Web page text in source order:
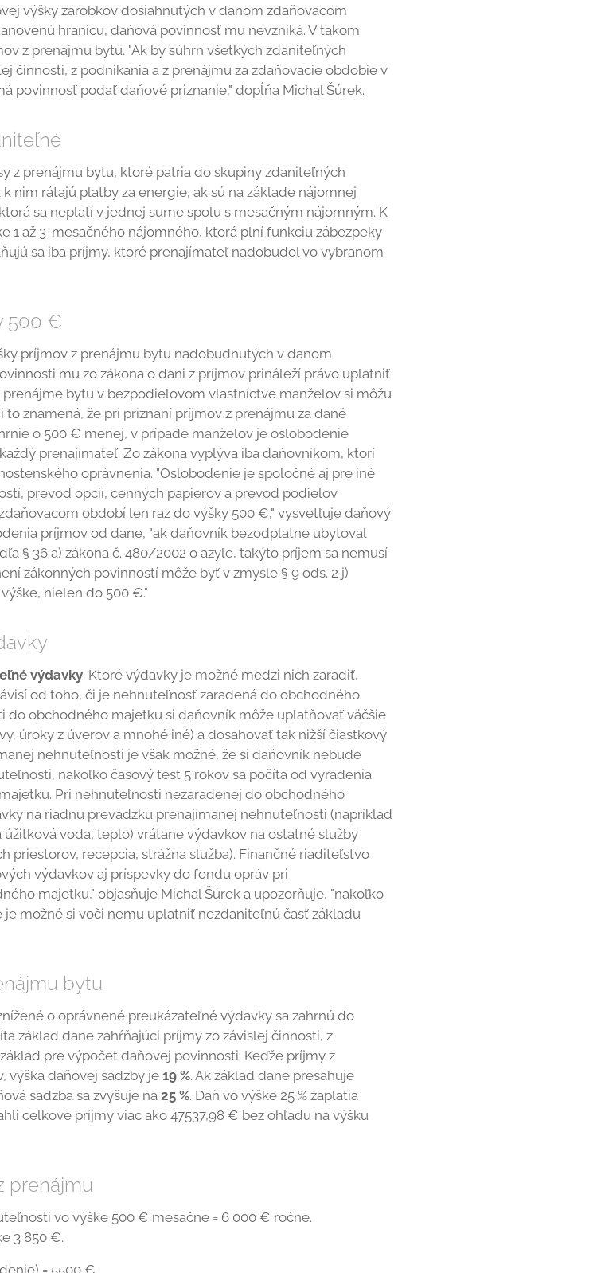
výšky zárobkov dosiahnutých v danom zdaňovacom
hranicu, daňová povinnosť mu nevzniká. V takom
z prenájmu bytu. "Ak by súhrn všetkých zdaniteľných
činnosti, z podnikania a z prenájmu za zdaňovacie obdobie v
povinnosť podať daňové priznanie," dopĺňa Michal Šúrek.
z prenájmu bytu, ktoré patria do skupiny zdaniteľných
nim rátajú platby za energie, ak sú na základe nájomnej
sa neplatí v jednej sume spolu s mesačným nájomným. K
1 až 3-mesačného nájomného, ktorá plní funkciu zábezpeky
sa iba príjmy, ktoré prenajímateľ nadobudol vo vybranom
500 €
príjmov z prenájmu bytu nadobudnutých v danom
mu zo zákona o dani z príjmov prináleží právo uplatniť
prenájme bytu v bezpodielovom vlastníctve manželov si môžu
znamená, že pri priznaní príjmov z prenájmu za dané
o 500 € menej, v prípade manželov je oslobodenie
prenajímateľ. Zo zákona vyplýva iba daňovníkom, ktorí
oprávnenia. "Oslobodenie je spoločné aj pre iné
prevod opcií, cenných papierov a prevod podielov
období len raz do výšky 500 €," vysvetľuje daňový
príjmov od dane, "ak daňovník bezodplatne ubytoval
§ 36 a) zákona č. 480/2002 o azyle, takýto príjem sa nemusí
zákonných povinností môže byť v zmysle § 9 ods. 2 j)
nielen do 500 €."
výdavky. Ktoré výdavky je možné medzi nich zaradiť,
od toho, či je nehnuteľnosť zaradená do obchodného
do obchodného majetku si daňovník môže uplatňovať väčšie
úroky z úverov a mnohé iné) a dosahovať tak nižší čiastkový
nehnuteľnosti je však možné, že si daňovník nebude
nakoľko časový test 5 rokov sa počíta od vyradenia
Pri nehnuteľnosti nezaradenej do obchodného
na riadnu prevádzku prenajímanej nehnuteľnosti (napríklad
voda, teplo) vrátane výdavkov na ostatné služby
priestorov, recepcia, strážna služba). Finančné riaditeľstvo
výdavkov aj príspevky do fondu opráv pri
majetku," objasňuje Michal Šúrek a upozorňuje, "nakoľko
možné si voči nemu uplatniť nezdaniteľnú časť základu
bytu
o oprávnené preukázateľné výdavky sa zahrnú do
základ dane zahŕňajúci príjmy zo závislej činnosti, z
pre výpočet daňovej povinnosti. Keďže príjmy z
výška daňovej sadzby je19 %. Ak základ dane presahuje
sadzba sa zvyšuje na 25 %. Daň vo výške 25 % zaplatia
celkové príjmy viac ako 47537,98 € bez ohľadu na výšku
prenájmu
vo výške 500 € mesačne = 6 000 € ročne.
3 850 €.